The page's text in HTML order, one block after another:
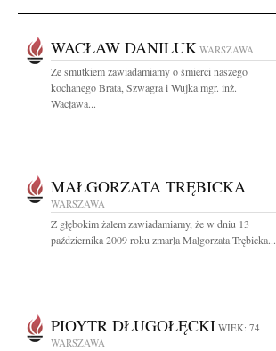
WACŁAW DANILUK WARSZAWA
Ze smutkiem zawiadamiamy o śmierci naszego
kochanego Brata, Szwagra i Wujka mgr. inż.
Wacława...
MAŁGORZATA TRĘBICKA
WARSZAWA
Z głębokim żalem zawiadamiamy, że w dniu 13
października 2009 roku zmarła Małgorzata Trębicka...
PIOYTR DŁUGOŁĘCKI WIEK: 74
WARSZAWA